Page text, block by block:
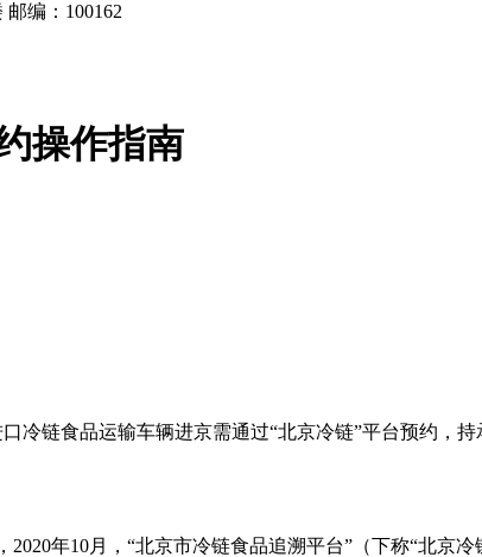
编：100162
操作指南
口冷链食品运输车辆进京需通过“北京冷链”平台预约，持
年10月，“北京市冷链食品追溯平台”（下称“北京